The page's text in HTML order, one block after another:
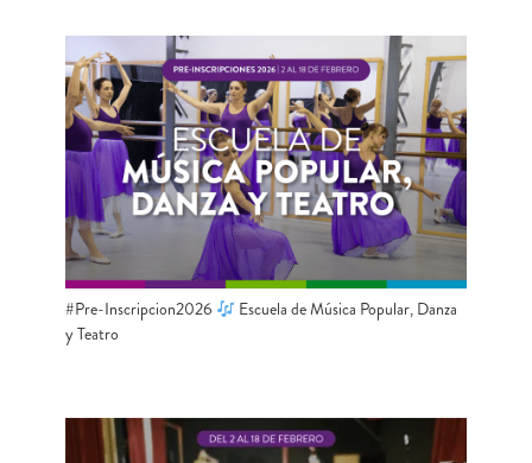
#Pre-Inscripcion2026
Escuela de Música Popular, Danza
y Teatro